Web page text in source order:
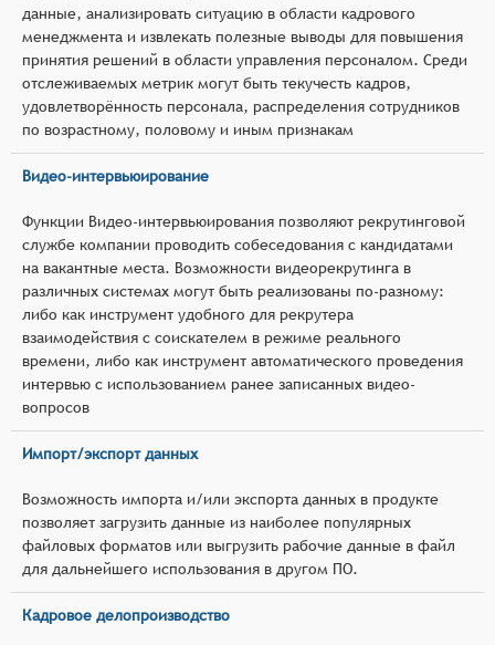
данные, анализировать ситуацию в области кадрового
менеджмента и извлекать полезные выводы для повышения
принятия решений в области управления персоналом. Среди
отслеживаемых метрик могут быть текучесть кадров,
удовлетворённость персонала, распределения сотрудников
по возрастному, половому и иным признакам
Видео-интервьюирование
Функции Видео-интервьюирования позволяют рекрутинговой
службе компании проводить собеседования с кандидатами
на вакантные места. Возможности видеорекрутинга в
различных системах могут быть реализованы по-разному:
либо как инструмент удобного для рекрутера
взаимодействия с соискателем в режиме реального
времени, либо как инструмент автоматического проведения
интервью с использованием ранее записанных видео-
вопросов
Импорт/экспорт данных
Возможность импорта и/или экспорта данных в продукте
позволяет загрузить данные из наиболее популярных
файловых форматов или выгрузить рабочие данные в файл
для дальнейшего использования в другом ПО.
Кадровое делопроизводство